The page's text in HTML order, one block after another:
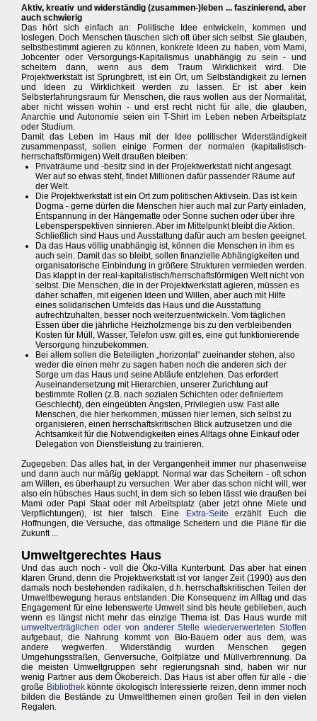
Aktiv, kreativ und widerständig (zusammen-)leben ... faszinierend, aber
auch schwierig
Das hört sich einfach an: Politische Idee entwickeln, kommen und
loslegen. Doch Menschen täuschen sich oft über sich selbst. Sie glauben,
selbstbestimmt agieren zu können, konkrete Ideen zu haben, vom Mami,
Jobcenter oder Versorgungs-Kapitalismus unabhängig zu sein - und
scheitern dann, wenn aus dem Traum Wirklichkeit wird. Die
Projektwerkstatt ist Sprungbrett, ist ein Ort, um Selbständigkeit zu lernen
und Ideen zu Wirklichkeit werden zu lassen. Er ist aber kein
Selbsterfahrungsraum für Menschen, die raus wollen aus der Normalität,
aber nicht wissen wohin - und erst recht nicht für alle, die glauben,
Anarchie und Autonomie seien ein T-Shirt im Leben neben Arbeitsplatz
oder Studium.
Damit das Leben im Haus mit der Idee politischer Widerständigkeit
zusammenpasst, sollen einige Formen der normalen (kapitalistisch-
herrschaftsförmigen) Welt draußen bleiben:
Privaträume und -besitz sind in der Projektwerkstatt nicht angesagt.
Wer auf so etwas steht, findet Millionen dafür passender Räume auf
der Welt.
Die Projektwerkstatt ist ein Ort zum politischen Aktivsein. Das ist kein
Dogma - gerne dürfen die Menschen hier auch mal zur Party einladen,
Entspannung in der Hängematte oder Sonne suchen oder über ihre
Lebensperspektiven sinnieren. Aber im Mittelpunkt bleibt die Aktion.
Schließlich sind Haus und Ausstattung dafür auch am besten geeignet.
Da das Haus völlig unabhängig ist, können die Menschen in ihm es
auch sein. Damit das so bleibt, sollen finanzielle Abhängigkeiten und
organisatorische Einbindung in größere Strukturen vermieden werden.
Das klappt in der real-kapitalistisch/herrschaftsförmigen Welt nicht von
selbst. Die Menschen, die in der Projektwerkstatt agieren, müssen es
daher schaffen, mit eigenen Ideen und Willen, aber auch mit Hilfe
eines solidarischen Umfelds das Haus und die Ausstattung
aufrechtzuhalten, besser noch weiterzuentwickeln. Vom täglichen
Essen über die jährliche Heizholzmenge bis zu den verbleibenden
Kosten für Müll, Wasser, Telefon usw. gilt es, eine gut funktionierende
Versorgung hinzubekommen.
Bei allem sollen die Beteiligten „horizontal“ zueinander stehen, also
weder die einen mehr zu sagen haben noch die anderen sich der
Sorge um das Haus und seine Abläufe entziehen. Das erfordert
Auseinandersetzung mit Hierarchien, unserer Zurichtung auf
bestimmte Rollen (z.B. nach sozialen Schichten oder definiertem
Geschlecht), den eingeübten Ängsten, Privilegien usw. Fast alle
Menschen, die hier herkommen, müssen hier lernen, sich selbst zu
organisieren, einen herrschaftskritischen Blick aufzusetzen und die
Achtsamkeit für die Notwendigkeiten eines Alltags ohne Einkauf oder
Delegation von Dienstleistung zu trainieren.
Zugegeben: Das alles hat, in der Vergangenheit immer nur phasenweise
und dann auch nur mäßig geklappt. Normal war das Scheitern - oft schon
am Willen, es überhaupt zu versuchen. Wer aber das schon nicht will, wer
also ein hübsches Haus sucht, in dem sich so leben lässt wie draußen bei
Mami oder Papi Staat oder mit Arbeitsplatz (aber jetzt ohne Miete und
Verpflichtungen), ist hier falsch. Eine
Extra-Seite erzählt Euch die
Hoffnungen, die Versuche, das oftmalige Scheitern und die Pläne für die
Zukunft ...
Umweltgerechtes Haus
Und das auch noch - voll die Öko-Villa Kunterbunt. Das aber hat einen
klaren Grund, denn die Projektwerkstatt ist vor langer Zeit (1990) aus den
damals noch bestehenden radikalen, d.h. herrschaftskritischen Teilen der
Umweltbewegung heraus entstanden. Die Konsequenz im Alltag und das
Engagement für eine lebenswerte Umwelt sind bis heute geblieben, auch
wenn es längst nicht mehr das einzige Thema ist. Das Haus wurde mit
umweltverträglichen oder von anderer Stelle wiederverwerteten Stoffen
aufgebaut, die Nahrung kommt von Bio-Bauern oder aus dem, was
andere wegwerfen. Widerständig wurden Menschen gegen
Umgehungsstraßen, Genversuche, Golfplätze und Müllverbrennung. Da
die meisten Umweltgruppen sehr regierungsnah sind, haben wir nur
wenig Partner aus dem Ökobereich. Das Haus ist aber offen für alle - die
große Bibliothekkönnte ökologisch Interessierte reizen, denn immer noch
bilden die Bestände zu Umweltthemen einen großen Teil in den vielen
Regalen.